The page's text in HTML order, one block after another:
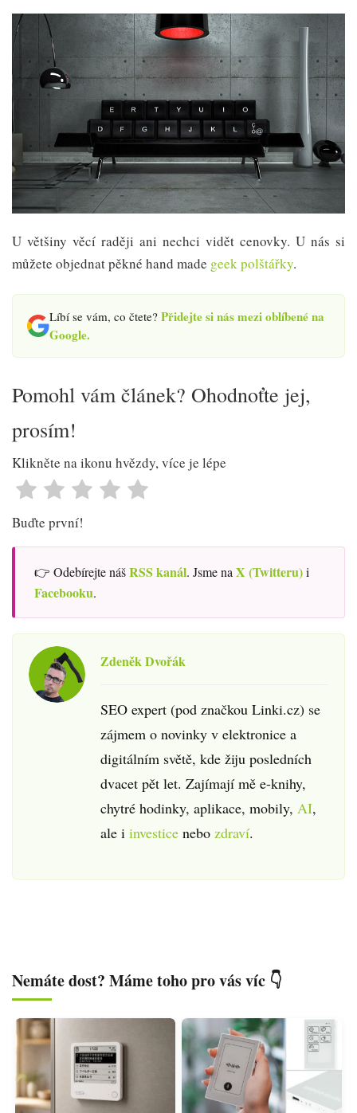
U většiny věcí raději ani nechci vidět cenovky. U nás si
můžete objednat pěkné hand made geek polštářky.
Líbí se vám, co čtete? Přidejte si nás mezi oblíbené na
Google.
Pomohl vám článek? Ohodnoťte jej,
prosím!
Klikněte na ikonu hvězdy, více je lépe
Buďte první!
👉 Odebírejte nášRSS kanál. Jsme na X (Twitteru)i
Facebooku.
Zdeněk Dvořák
SEO expert (pod značkou Linki.cz) se
zájmem o novinky v elektronice a
digitálním světě, kde žiju posledních
dvacet pět let. Zajímají mě e-knihy,
chytré hodinky, aplikace, mobily, AI,
ale i investice nebo zdraví.
Nemáte dost? Máme toho pro vás víc 👇